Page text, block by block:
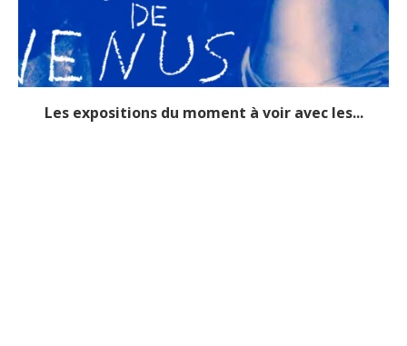
Les expositions du moment à voir avec les...